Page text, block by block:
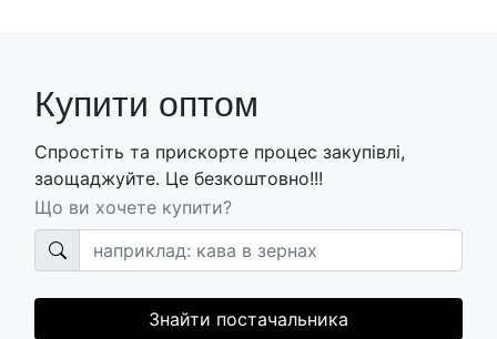
Купити оптом
Спростіть та прискорте процес закупівлі,
заощаджуйте. Це безкоштовно!!!
Що ви хочете купити?
Знайти постачальника